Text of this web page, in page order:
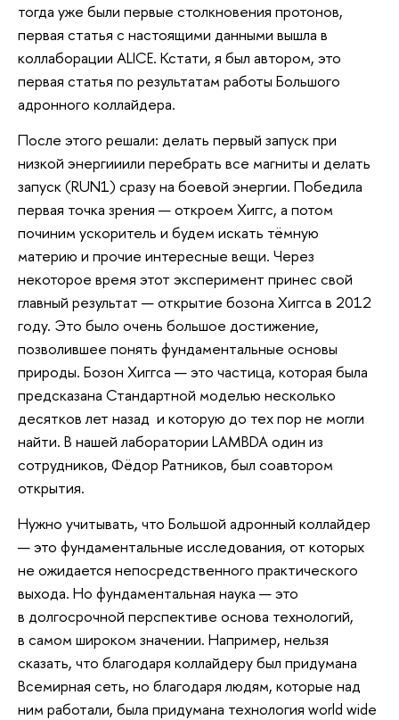
тогда уже были первые столкновения протонов,
первая статья с настоящими данными вышла в
коллаборации ALICE. Кстати, я был автором, это
первая статья по результатам работы Большого
адронного коллайдера.
После этого решали: делать первый запуск при
низкой энергииили перебрать все магниты и делать
запуск (RUN1) сразу на боевой энергии. Победила
первая точка зрения — откроем Хиггс, а потом
починим ускоритель и будем искать тёмную
материю и прочие интересные вещи. Через
некоторое время этот эксперимент принес свой
главный результат — открытие бозона Хиггса в 2012
году. Это было очень большое достижение,
позволившее понять фундаментальные основы
природы. Бозон Хиггса — это частица, которая была
предсказана Стандартной моделью несколько
десятков лет назад и которую до тех пор не могли
найти. В нашей лаборатории LAMBDA один из
сотрудников, Фёдор Ратников, был соавтором
открытия.
Нужно учитывать, что Большой адронный коллайдер
— это фундаментальные исследования, от которых
не ожидается непосредственного практического
выхода. Но фундаментальная наука — это
в долгосрочной перспективе основа технологий,
в самом широком значении. Например, нельзя
сказать, что благодаря коллайдеру был придумана
Всемирная сеть, но благодаря людям, которые над
ним работали, была придумана технология world wide